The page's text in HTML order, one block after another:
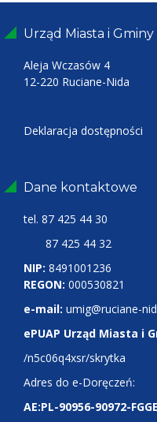
Urząd Miasta i
Aleja Wczasów 4
12-220 Ruciane-Nida
Deklaracja dostępności
Dane kontaktowe
tel. 87 425 44 30
87 425 44 32
NIP: 8491001236
REGON: 000530821
e-mail: umig@ruciane-
ePUAP Urząd Miasta i
/n5c06q4xsr/skrytka
Adres do e-Doręczeń:
AE:PL-90956-90972-